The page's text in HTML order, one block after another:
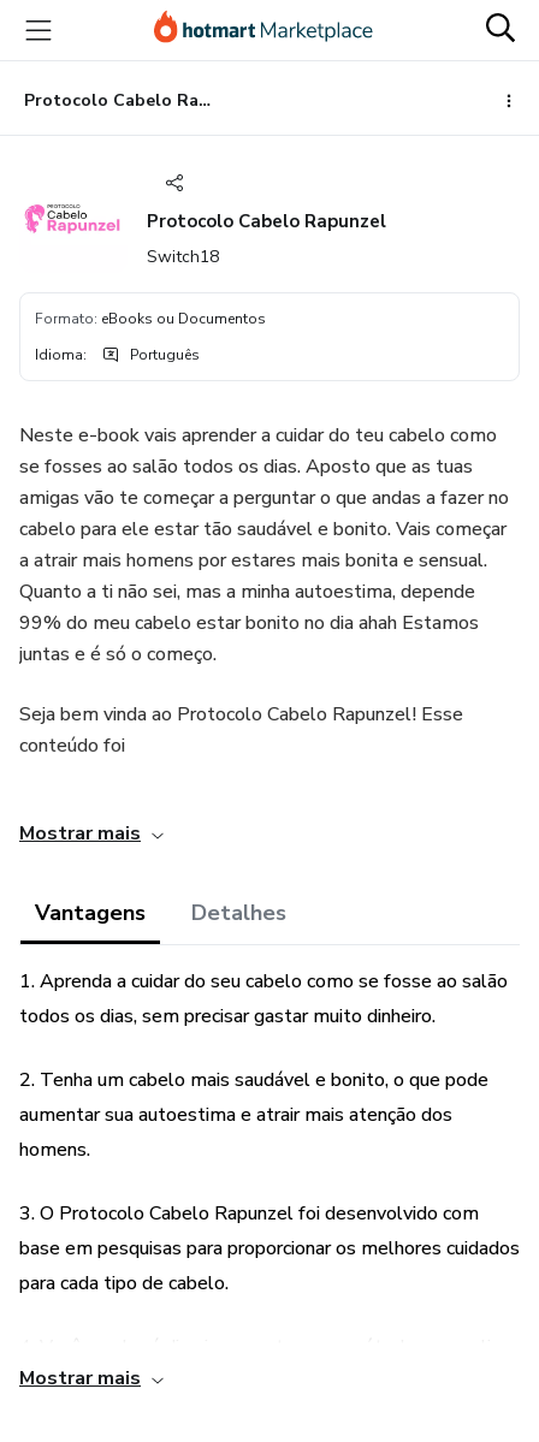
para
conteúdo
principal
para
pagamento
para
rodapé
Protocolo Cabelo Rapunzel
Protocolo Cabelo Rapunzel
Switch18
Formato: eBooks ou Documentos
Idioma: Português
Neste e-book vais aprender a cuidar do teu cabelo como
se fosses ao salão todos os dias. Aposto que as tuas
amigas vão te começar a perguntar o que andas a fazer no
cabelo para ele estar tão saudável e bonito. Vais começar
a atrair mais homens por estares mais bonita e sensual.
Quanto a ti não sei, mas a minha autoestima, depende
99% do meu cabelo estar bonito no dia ahah Estamos
juntas e é só o começo.
Seja bem vinda ao Protocolo Cabelo Rapunzel! Esse
conteúdo foi
Sabemos que os cabelos são uma das características mais
marcantes e zeladas pelas mulheres. E, para ajudar a cuidar
desse
o protocolo vai lhe proporcionar conhecimento,
direcionamento e um método para você poder aplicar e
dos resultados desejados.
Mostrar mais
Vantagens Detalhes
1. Aprenda a cuidar do seu cabelo como se fosse ao salão
todos os dias, sem precisar gastar muito dinheiro.
2. Tenha um cabelo mais saudável e bonito, o que pode
aumentar sua autoestima e atrair mais atenção dos
homens.
3. O Protocolo Cabelo Rapunzel foi desenvolvido com
base em pesquisas para proporcionar os melhores cuidados
para cada tipo de cabelo.
os cuidados necessários, o que pode ajudar a obter
Mostrar mais